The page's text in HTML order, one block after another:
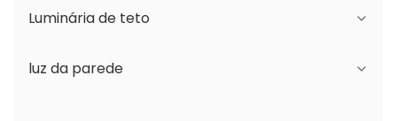
Série JDL
Série DSDL
Luminária de teto
Série JCL
luz da parede